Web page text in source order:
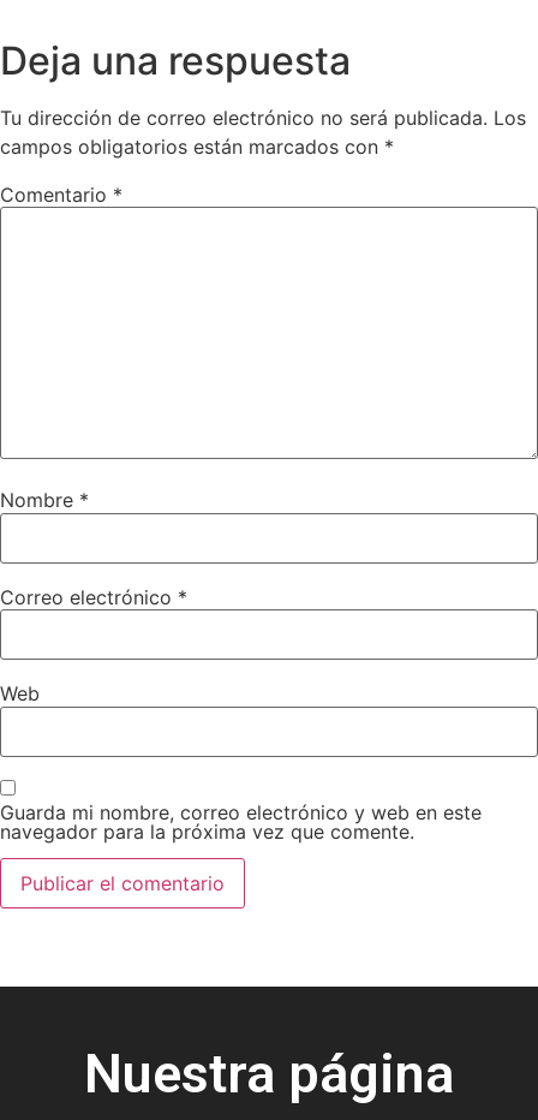
Deja una respuesta
Tu dirección de correo electrónico no será publicada. Los
campos obligatorios están marcados con *
Comentario *
Nombre *
Correo electrónico *
Web
Guarda mi nombre, correo electrónico y web en este
navegador para la próxima vez que comente.
Nuestra página